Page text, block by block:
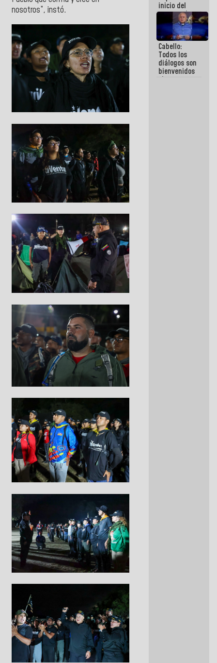
nosotros”, instó.
inicio del
proceso de
demolición
de
edificaciones
declaradas
en riesgo en
La Guaira
(+Fotos)
Cabello:
Todos los
diálogos son
bienvenidos
siempre que